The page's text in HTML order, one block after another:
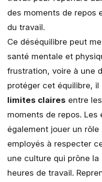
des moments de repos
du travail.
Ce déséquilibre peut
santé mentale et
frustration, voire à une
protéger cet équilibre,
limites claires entre
moments de repos.
également jouer un
employés à respecter
une culture qui prône
heures de travail.